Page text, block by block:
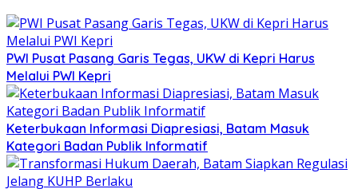
PWI Pusat Pasang Garis Tegas, UKW di Kepri Harus
Melalui PWI Kepri
Keterbukaan Informasi Diapresiasi, Batam Masuk
Kategori Badan Publik Informatif